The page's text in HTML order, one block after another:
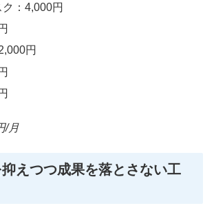
：4,000円
円
/月
えつつ成果を落とさない工